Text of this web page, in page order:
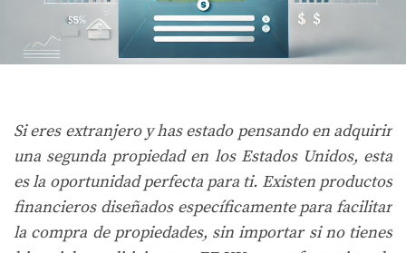
Si eres extranjero y has estado pensando en adquirir
una segunda propiedad en los Estados Unidos, esta
es la oportunidad perfecta para ti. Existen productos
financieros diseñados específicamente para facilitar
la compra de propiedades, sin importar si no tienes